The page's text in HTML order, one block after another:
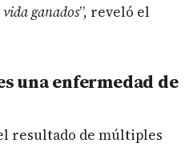
ganados”, reveló el
una enfermedad de
resultado de múltiples